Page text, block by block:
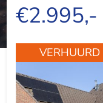
€2.995,-
VERHUURD